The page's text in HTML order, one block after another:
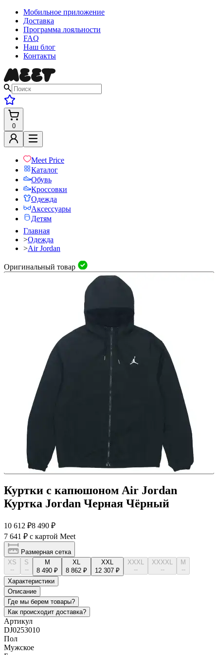
Мобильное приложение
Доставка
Программа лояльности
FAQ
Наш блог
Контакты
0
Meet Price
Каталог
Обувь
Кроссовки
Одежда
Аксессуары
Детям
Главная
>Одежда
>Air Jordan
Оригинальный товар
Куртки с капюшоном Air Jordan
Куртка Jordan Черная Чёрный
10 612 ₽8 490 ₽
7 641 ₽ с картой Meet
Размерная сетка
XS
--
S
--
M
8 490 ₽
XL
8 862 ₽
XXL
12 307 ₽
XXXL
--
XXXXL
--
М
--
Характеристики
Описание
Где мы берем товары?
Как происходит доставка?
Артикул
DJ0253010
Пол
Мужское